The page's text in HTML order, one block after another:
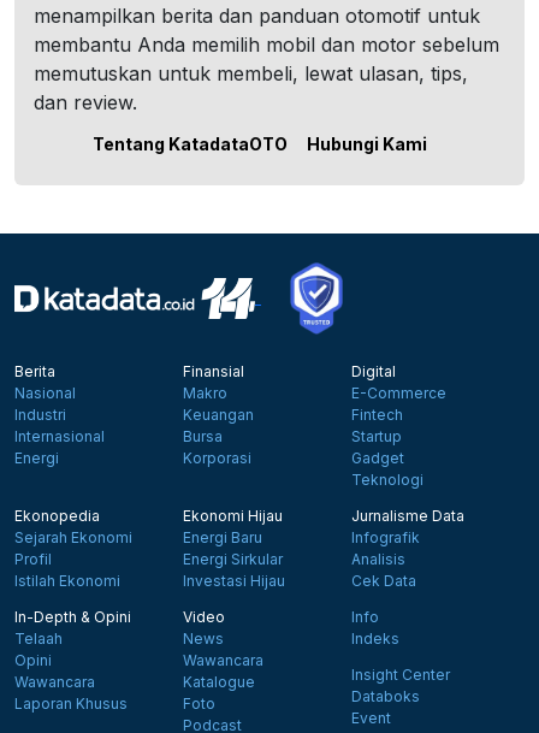
menampilkan berita dan panduan otomotif untuk
membantu Anda memilih mobil dan motor sebelum
memutuskan untuk membeli, lewat ulasan, tips,
dan review.
Tentang KatadataOTO Hubungi Kami
Berita
Nasional
Industri
Internasional
Energi
Finansial
Makro
Keuangan
Bursa
Korporasi
Digital
E-Commerce
Fintech
Startup
Gadget
Teknologi
Ekonopedia
Sejarah Ekonomi
Profil
Istilah Ekonomi
Ekonomi Hijau
Energi Baru
Energi Sirkular
Investasi Hijau
Jurnalisme Data
Infografik
Analisis
Cek Data
In-Depth & Opini
Telaah
Opini
Wawancara
Laporan Khusus
Video
News
Wawancara
Katalogue
Foto
Podcast
Info
Indeks
Insight Center
Databoks
Event